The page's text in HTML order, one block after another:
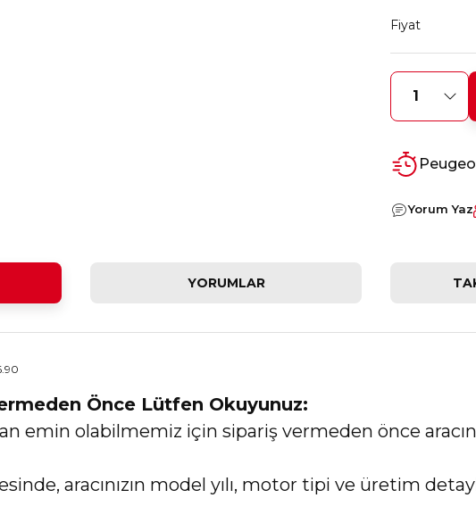
Fiyat
Yorum Yaz
YORUMLAR
Önce Lütfen Okuyunuz:
emin olabilmemiz için sipariş vermeden önce
aracınızın model yılı, motor tipi ve üretim